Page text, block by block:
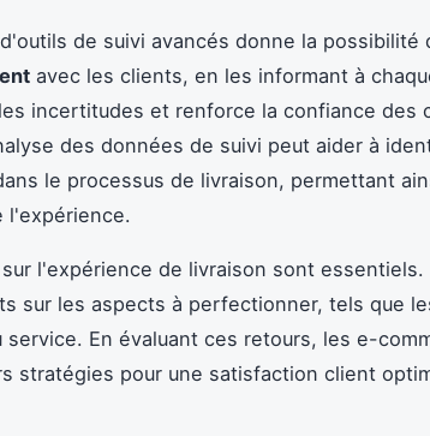
de suivi avancés donne la possibilité
avec les clients, en les informant à
incertitudes et renforce la confiance des
des données de suivi peut aider à
le processus de livraison, permettant
l'expérience.
l'expérience de livraison sont
sur les aspects à perfectionner, tels que
service. En évaluant ces retours, les e-
stratégies pour une satisfaction client